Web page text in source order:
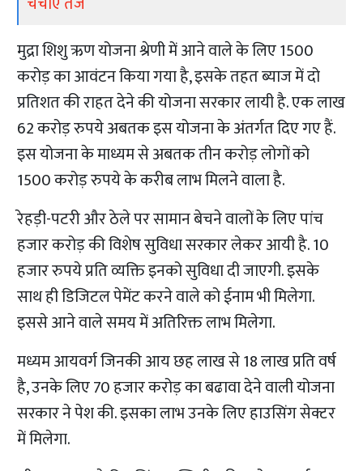
मुद्रा शिशु ऋण योजना श्रेणी में आने वाले के लिए 1500
करोड़ का आवंटन किया गया है, इसके तहत ब्याज में दो
प्रतिशत की राहत देने की योजना सरकार लायी है. एक लाख
62 करोड़ रुपये अबतक इस योजना के अंतर्गत दिए गए हैं.
इस योजना के माध्यम से अबतक तीन करोड़ लोगों को
1500 करोड़ रुपये के करीब लाभ मिलने वाला है.
रेहड़ी-पटरी और ठेले पर सामान बेचने वालों के लिए पांच
हजार करोड़ की विशेष सुविधा सरकार लेकर आयी है. 10
हजार रुपये प्रति व्यक्ति इनको सुविधा दी जाएगी. इसके
साथ ही डिजिटल पेमेंट करने वाले को ईनाम भी मिलेगा.
इससे आने वाले समय में अतिरिक्त लाभ मिलेगा.
मध्यम आयवर्ग जिनकी आय छह लाख से 18 लाख प्रति वर्ष
है, उनके लिए 70 हजार करोड़ का बढावा देने वाली योजना
सरकार ने पेश की. इसका लाभ उनके लिए हाउसिंग सेक्टर
में मिलेगा.